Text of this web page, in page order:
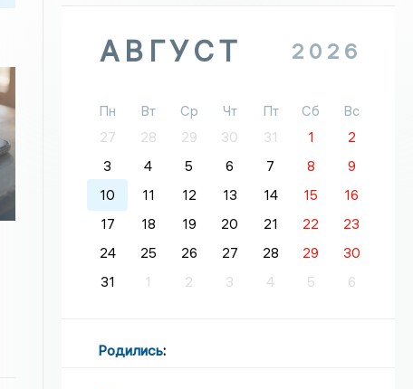
АВГУСТ 2026
Пн Вт Ср Чт Пт Сб
Вс
27
28 29 30 31 1
2
3
4 5 6 7 8
9
10
11 12 13 14 15
16
17
18 19 20 21 22
23
24
25 26 27 28 29
30
31
1 2 3 4 5 6
Родились: